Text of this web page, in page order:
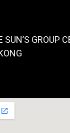
GROUP